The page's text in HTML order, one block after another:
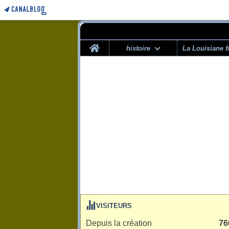
Home
histoire La Louisiane
VISITEURS
Depuis la création